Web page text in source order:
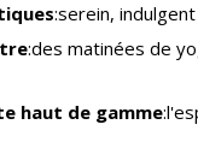
:serein,
:des matinées de
haut de gamme